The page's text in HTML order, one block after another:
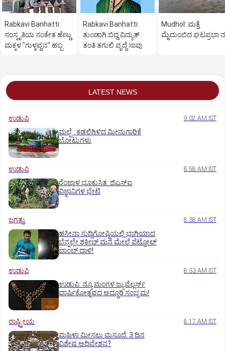
Rabkavi Banhatti:
ಸಂಸ್ಕೃತಿಯ ಸಂಕೇತ ಹೆಣ್ಣು
ಮಕ್ಕಳ "ಗುಳ್ಳವ್ವನ" ಹಬ್ಬ
Rabkavi Banhatti:
ತುಂಡಾಗಿ ಬಿದ್ದ ವಿದ್ಯುತ್
ತಂತಿ ತಗುಲಿ ವೃದ್ಧೆ ಸಾವು
Mudhol: ಮತ್ತೆ
ಮೈದುಂಬಿದ ಘಟಪ್ರಭಾ
LATEST NEWS
ಉಡುಪಿ 9:02 AM IST
ಮಲ್ಪೆ : ಕಡಲಿಗಿಳಿದ ಮೀನುಗಾರಿಕೆ
ಬೋಟುಗಳು
ಉಡುಪಿ 8:58 AM IST
ರೆಂಜಾಳ ಭೂಕುಸಿತ: ಜಿಎಸ್‌ಐ
ವಿಜ್ಞಾನಿಗಳ ಭೇಟಿ
ಜಗತ್ತು 8:38 AM IST
ಹಸೀನಾ ಸುದ್ದಿಗೋಷ್ಠಿಯಲ್ಲಿ ಭಾಗಿಯಾದ
ಬೆನ್ನಲ್ಲೇ ಶಕೀಬ್ ಮನೆ ಮೇಲೆ ಪೆಟ್ರೋಲ್
ಬಾಂಬ್ ದಾಳಿ!
ಉಡುಪಿ 8:33 AM IST
ಉಡುಪಿ: ನ್ಯೂ ಮಂಗಳ ಜ್ಯುವೆಲ್ಲರ್ಸ್
ವಾರ್ಷಿಕೋತ್ಸವದ ಅದ್ಧೂರಿ ಸಂಭ್ರಮ!
ರಾಷ್ಟ್ರೀಯ 8:17 AM IST
ಮಹಿಳಾ ಮೀಸಲು ಮಸೂದೆ: 3 ದಿನ
ವಿಶೇಷ ಅಧಿವೇಶನ?